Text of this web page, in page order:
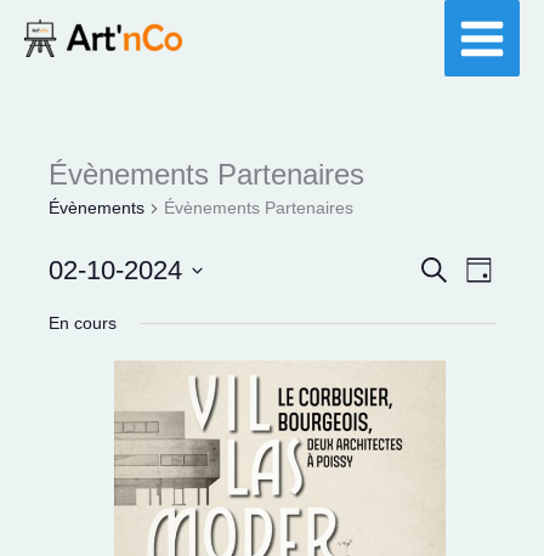
Évènements Partenaires
Évènements Évènements Partenaires
Recherche
Recherche
Jour
02-10-2024
En cours